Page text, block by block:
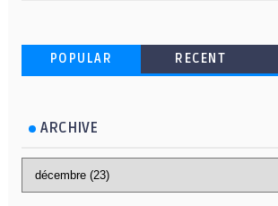
POPULAR RECENT
ARCHIVE